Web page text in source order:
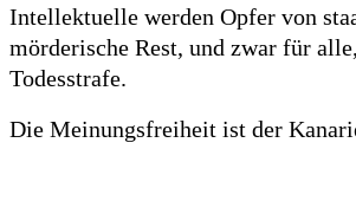
Intellektuelle werden Opfer von
mörderische Rest, und zwar für
Todesstrafe.
Die Meinungsfreiheit ist der